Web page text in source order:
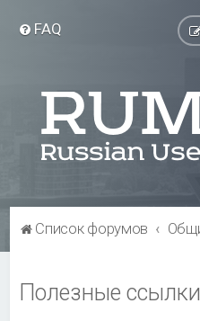
FAQ
Список форумов
Полезные ссылки